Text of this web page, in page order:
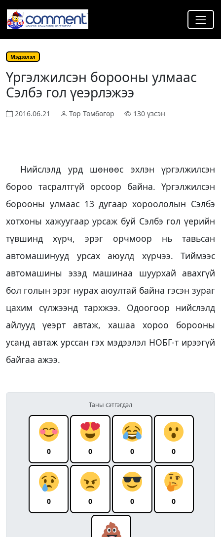
Мэдээлэл
Үргэлжилсэн борооны улмаас
Сэлбэ гол үеэрлэжээ
2016.06.21 Төр Төмбөгөр 130 үзсэн
Нийслэлд урд шөнөөс эхлэн үргэлжилсэн
бороо тасралтгүй орсоор байна. Үргэлжилсэн
борооны улмаас 13 дугаар хороололын Сэлбэ
хотхоны хажуугаар урсаж буй Сэлбэ гол үерийн
түвшинд хүрч, эрэг орчмоор нь тавьсан
автомашинууд урсах аюулд хүрчээ. Тиймээс
автомашины эзэд машинаа шуурхай авахгүй
бол голын эрэг нурах аюултай байна гэсэн зураг
цахим сүлжээнд тархжээ. Одоогоор нийслэлд
айлууд үеэрт автаж, хашаа хороо борооны
усанд автаж урссан гэх мэдээлэл НОБГ-т ирээгүй
байгаа ажээ.
Таны сэтгэгдэл
0 0 0 0
0 0 0 0